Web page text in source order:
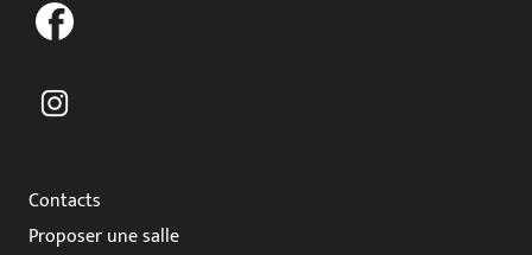
Contacts
Proposer une salle